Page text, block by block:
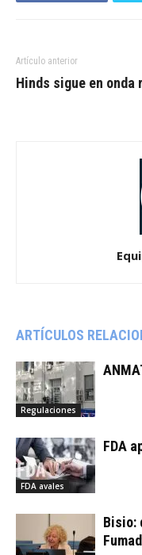
Artículo anterior
Hinds sigue en onda
ARTÍCULOS
Regulaciones
FDA avales
FDA
Bisio: